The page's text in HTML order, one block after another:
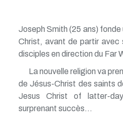
Joseph Smith (25 ans) fonde
Christ, avant de partir avec
disciples en direction du Far
La nouvelle religion va
de Jésus-Christ des saints
Jesus Christ of latter-
surprenant succès...